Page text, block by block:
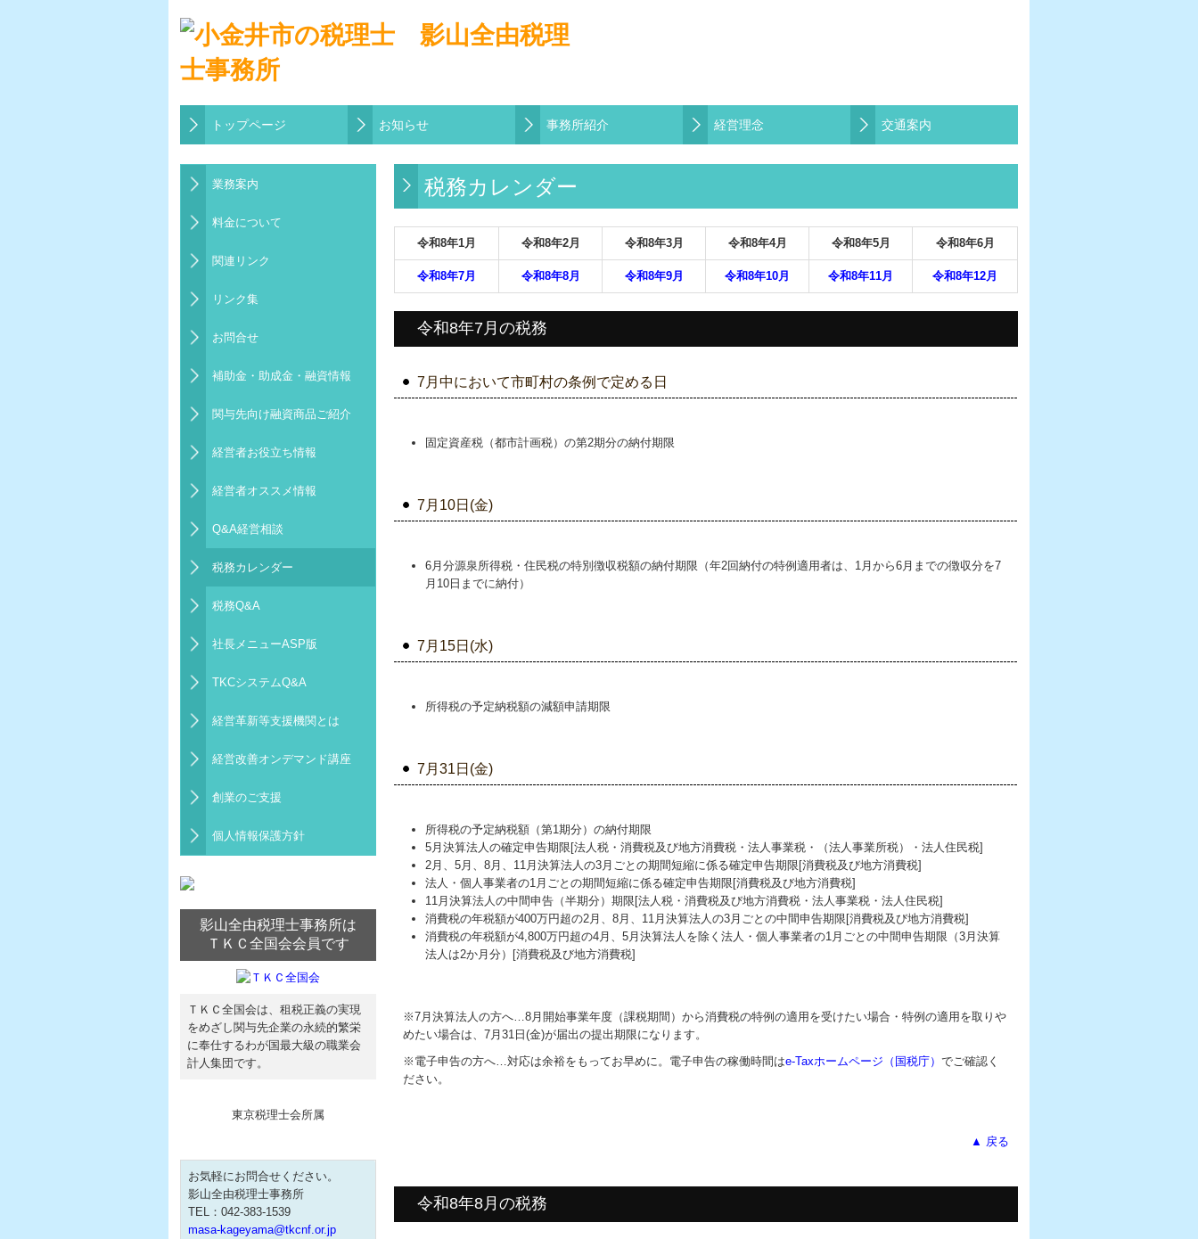
トップページ お知らせ 事務所紹介 経営理念 交通案内
業務案内
料金について
関連リンク
リンク集
お問合せ
補助金・助成金・融資情報
関与先向け融資商品ご紹介
経営者お役立ち情報
経営者オススメ情報
Q&A経営相談
税務カレンダー
税務Q&A
社長メニューASP版
TKCシステムQ&A
経営革新等支援機関とは
経営改善オンデマンド講座
創業のご支援
個人情報保護方針
影山全由税理士事務所は
ＴＫＣ全国会会員です
ＴＫＣ全国会は、租税正義の実現
をめざし関与先企業の永続的繁栄
に奉仕するわが国最大級の職業会
計人集団です。
東京税理士会所属
お気軽にお問合せください。
影山全由税理士事務所
TEL：042-383-1539
masa-kageyama@tkcnf.or.jp
税務カレンダー
令和8年1月 令和8年2月 令和8年3月 令和8年4月 令和8年5月 令和8年6月
令和8年7月 令和8年8月 令和8年9月 令和8年10月 令和8年11月 令和8年12月
令和8年7月の税務
7月中において市町村の条例で定める日
固定資産税（都市計画税）の第2期分の納付期限
7月10日(金)
6月分源泉所得税・住民税の特別徴収税額の納付期限（年2回納付の特例適用者は、1月から6月までの徴収分を7
月10日までに納付）
7月15日(水)
所得税の予定納税額の減額申請期限
7月31日(金)
所得税の予定納税額（第1期分）の納付期限
5月決算法人の確定申告期限[法人税・消費税及び地方消費税・法人事業税・（法人事業所税）・法人住民税]
2月、5月、8月、11月決算法人の3月ごとの期間短縮に係る確定申告期限[消費税及び地方消費税]
法人・個人事業者の1月ごとの期間短縮に係る確定申告期限[消費税及び地方消費税]
11月決算法人の中間申告（半期分）期限[法人税・消費税及び地方消費税・法人事業税・法人住民税]
消費税の年税額が400万円超の2月、8月、11月決算法人の3月ごとの中間申告期限[消費税及び地方消費税]
消費税の年税額が4,800万円超の4月、5月決算法人を除く法人・個人事業者の1月ごとの中間申告期限（3月決算
法人は2か月分）[消費税及び地方消費税]
※7月決算法人の方へ…8月開始事業年度（課税期間）から消費税の特例の適用を受けたい場合・特例の適用を取りや
めたい場合は、7月31日(金)が届出の提出期限になります。
※電子申告の方へ…対応は余裕をもってお早めに。電子申告の稼働時間はe-Taxホームページ（国税庁） でご確認く
ださい。
▲ 戻る
令和8年8月の税務